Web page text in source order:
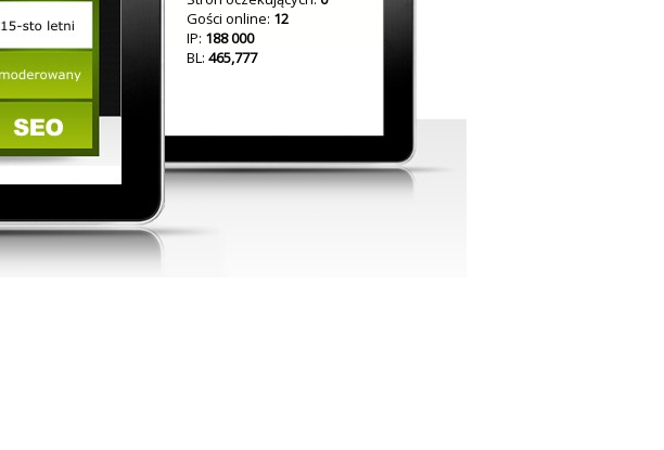
Gości online: 12
IP: 188 000
BL: 465,777